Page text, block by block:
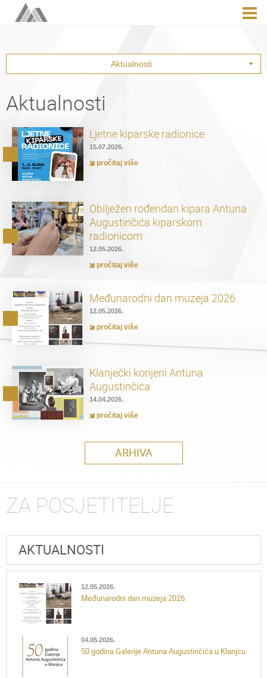
Aktualnosti
Aktualnosti
Ljetne kiparske radionice
15.07.2026.
pročitaj više
Obilježen rođendan kipara Antuna
Augustinčića kiparskom
radionicom
12.05.2026.
pročitaj više
Međunarodni dan muzeja 2026.
12.05.2026.
pročitaj više
Klanječki korijeni Antuna
Augustinčića
14.04.2026.
pročitaj više
ARHIVA
ZA POSJETITELJE
AKTUALNOSTI
12.05.2026.
Međunarodni dan muzeja 2026.
04.05.2026.
50 godina Galerije Antuna Augustinčića u Klanjcu